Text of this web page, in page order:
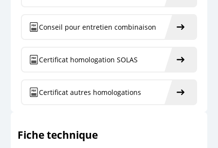
Conseil pour entretien combinaison
Certificat homologation SOLAS
Certificat autres homologations
Fiche technique